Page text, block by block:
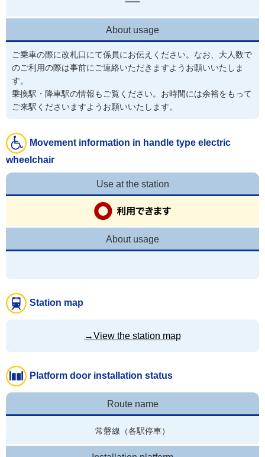
About usage
ご乗車の際に改札口にて係員にお伝えください。なお、大人数で
のご利用の際は事前にご連絡いただきますようお願いいたしま
す。
乗換駅・降車駅の情報もご覧ください。お時間には余裕をもって
ご来駅くださいますようお願いいたします。
Movement information in handle type electric
wheelchair
Use at the station
About usage
Station map
→View the station map
Platform door installation status
Route name
常磐線（各駅停車）